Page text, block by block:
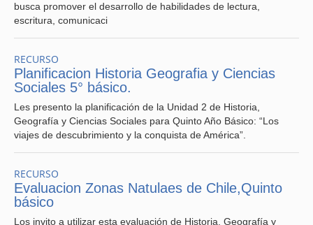
busca promover el desarrollo de habilidades de lectura,
escritura, comunicaci
RECURSO
Planificacion Historia Geografia y Ciencias
Sociales 5° básico.
Les presento la planificación de la Unidad 2 de Historia,
Geografía y Ciencias Sociales para Quinto Año Básico: “Los
viajes de descubrimiento y la conquista de América”.
RECURSO
Evaluacion Zonas Natulaes de Chile,Quinto
básico
Los invito a utilizar esta evaluación de Historia, Geografía y